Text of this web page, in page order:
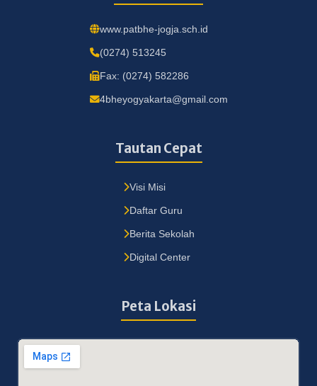
www.patbhe-jogja.sch.id
(0274) 513245
Fax: (0274) 582286
4bheyogyakarta@gmail.com
Tautan Cepat
Visi Misi
Daftar Guru
Berita Sekolah
Digital Center
Peta Lokasi